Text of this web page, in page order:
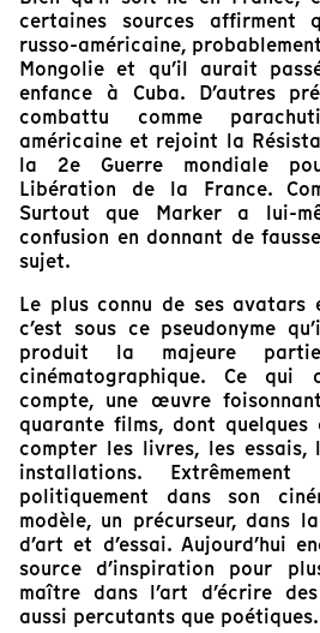
certaines sources affirment
russo-américaine,
Mongolie et qu’il aurait
enfance à Cuba. D’autres
combattu comme
américaine et rejoint la
la 2e Guerre mondiale
Libération de la France.
Surtout que Marker a lui-
confusion en donnant de
sujet.
Le plus connu de ses avatars
c’est sous ce pseudonyme
produit la majeure
cinématographique. Ce
compte, une œuvre
quarante films, dont quelques
compter les livres, les essais,
installations.
politiquement dans son
modèle, un précurseur, dans
d’art et d’essai. Aujourd’hui
source d’inspiration pour
maître dans l’art d’écrire
aussi percutants que poétiques.